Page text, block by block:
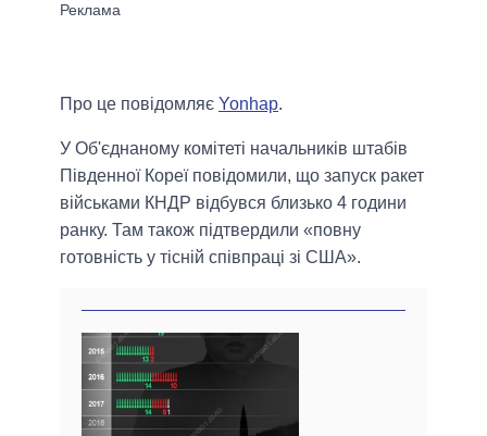
Про це повідомляє Yonhap.
У Об'єднаному комітеті начальників штабів
Південної Кореї повідомили, що запуск ракет
військами КНДР відбувся близько 4 години
ранку. Там також підтвердили «повну
готовність у тісній співпраці зі США».